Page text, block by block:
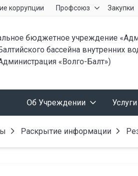
коррупции Профсоюз Закупки
бюджетное учреждение
бассейна внутренних
«Волго-Балт»)
Об Учреждении Услуги
Раскрытие информации